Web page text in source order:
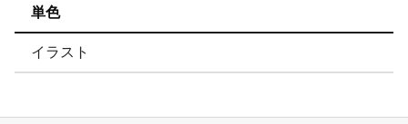
単色
イラスト